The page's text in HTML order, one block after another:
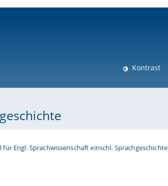
Kontrast
für Engl. Sprachwissenschaft einschl. Sprachgeschichte